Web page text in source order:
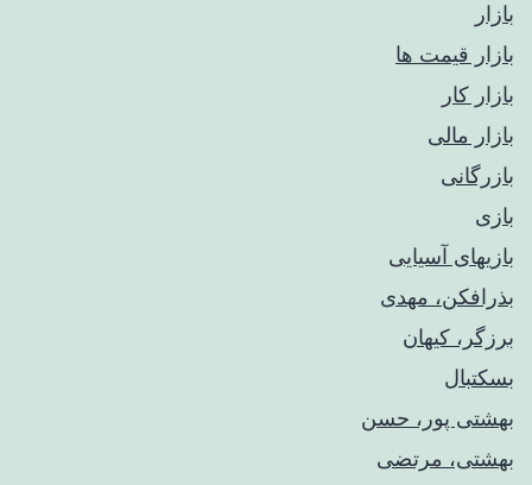
بازار
بازار قیمت ها
بازار کار
بازار مالی
بازرگانی
بازی
بازیهای آسیایی
بذرافکن، مهدی
برزگر، کیهان
بسکتبال
بهشتی پور، حسن
بهشتی، مرتضی